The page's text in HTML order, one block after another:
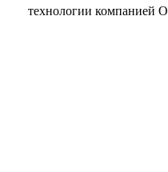
технологии